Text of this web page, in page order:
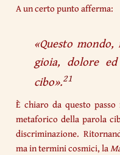
A un certo punto afferma:
«Questo
gioia, dolore
cibo».21
È chiaro da questo
metaforico della parola
discriminazione.
ma in termini cosmici, la